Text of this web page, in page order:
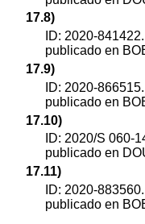
17.8)
ID: 2020-
publicado en
17.9)
ID: 2020-
publicado en
17.10)
ID: 2020/S 060-
publicado en
17.11)
ID: 2020-
publicado en